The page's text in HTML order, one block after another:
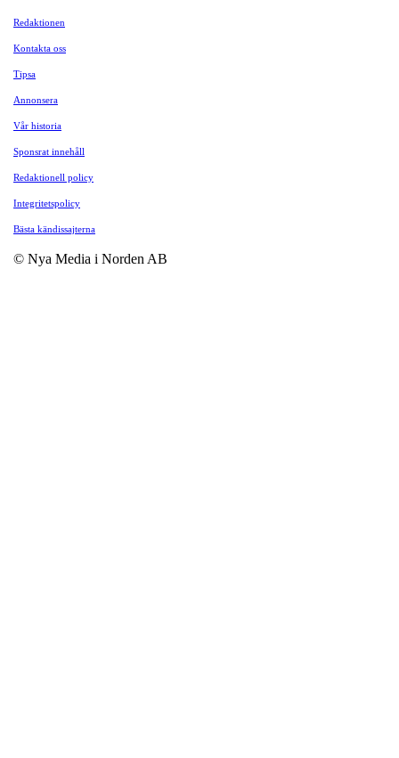
Redaktionen
Kontakta oss
Tipsa
Annonsera
Vår historia
Sponsrat innehåll
Redaktionell policy
Integritetspolicy
Bästa kändissajterna
© Nya Media i Norden AB